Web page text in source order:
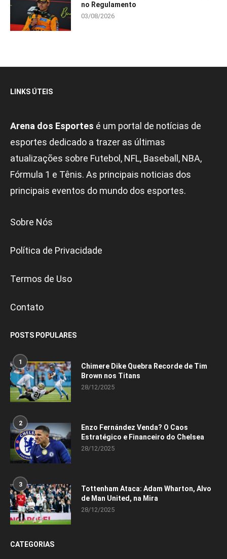
no Regulamento
03/08/2026
LINKS ÚTEIS
Arena dos Esportes é um portal de notícias de
esportes dedicado a trazer as últimas
atualizações sobre Futebol, NFL, Baseball, NBA,
Fórmula 1 e Tênis. As principais noticias dos
principais eventos do mundo dos esportes.
Sobre Nós
Política de Privacidade
Termos de Uso
Contato
POSTS POPULARES
1
Chimere Dike Quebra Recorde de Tim
Brown nos Titans
28/12/2025
2
Enzo Fernández Venda? O Caos
Estratégico e Financeiro do Chelsea
28/12/2025
3
Tottenham Ataca: Adam Wharton, Alvo
de Man United, na Mira
28/12/2025
CATEGORIAS